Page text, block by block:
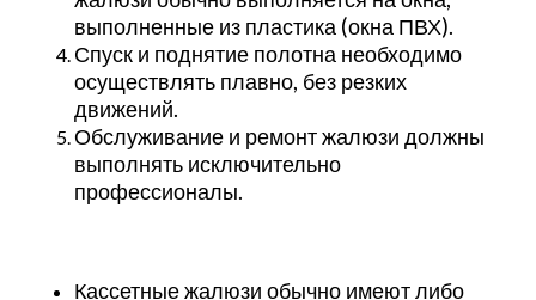
выполненные из пластика (окна ПВХ).
Спуск и поднятие полотна необходимо
осуществлять плавно, без резких
движений.
Обслуживание и ремонт жалюзи должны
выполнять исключительно
профессионалы.
Кассетные жалюзи обычно имеют либо